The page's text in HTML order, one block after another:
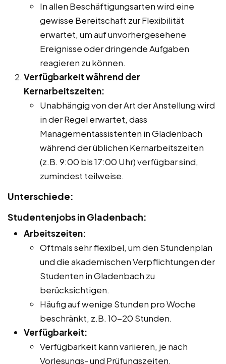
In allen Beschäftigungsarten wird eine
gewisse Bereitschaft zur Flexibilität
erwartet, um auf unvorhergesehene
Ereignisse oder dringende Aufgaben
reagieren zu können.
Verfügbarkeit während der
Kernarbeitszeiten:
Unabhängig von der Art der Anstellung wird
in der Regel erwartet, dass
Managementassistenten in Gladenbach
während der üblichen Kernarbeitszeiten
(z.B. 9:00 bis 17:00 Uhr) verfügbar sind,
zumindest teilweise.
Unterschiede:
Studentenjobs in Gladenbach:
Arbeitszeiten:
Oftmals sehr flexibel, um den Stundenplan
und die akademischen Verpflichtungen der
Studenten in Gladenbach zu
berücksichtigen.
Häufig auf wenige Stunden pro Woche
beschränkt, z.B. 10-20 Stunden.
Verfügbarkeit:
Verfügbarkeit kann variieren, je nach
Vorlesungs- und Prüfungszeiten.